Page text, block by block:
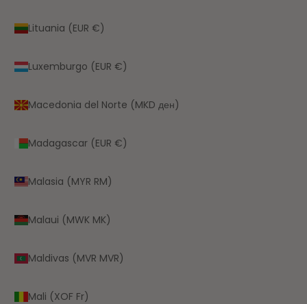
Lituania (EUR €)
Luxemburgo (EUR €)
Macedonia del Norte (MKD ден)
Madagascar (EUR €)
Malasia (MYR RM)
Malaui (MWK MK)
Maldivas (MVR MVR)
Mali (XOF Fr)